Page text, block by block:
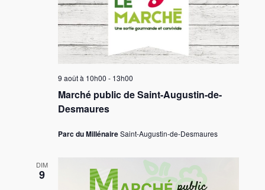
Marché public de Saint-Augustin-de-
Desmaures
9 août à 10h00 - 13h00
Parc du MillénaireSaint-Augustin-de-Desmaures
DIM
9